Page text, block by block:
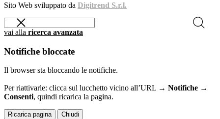
Sito Web sviluppato da Digitrend S.r.l.
vai alla ricerca avanzata
Notifiche bloccate
Il browser sta bloccando le notifiche.
Per riattivarle: clicca sul lucchetto vicino all’URL → Notifiche →
Consenti, quindi ricarica la pagina.
Ricarica pagina Chiudi